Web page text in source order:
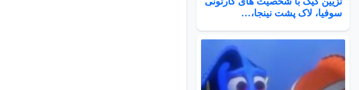
سوفیا، لاک پشت نینجا،…